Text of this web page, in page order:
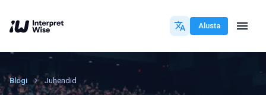
Alusta
Blogi Juhendid